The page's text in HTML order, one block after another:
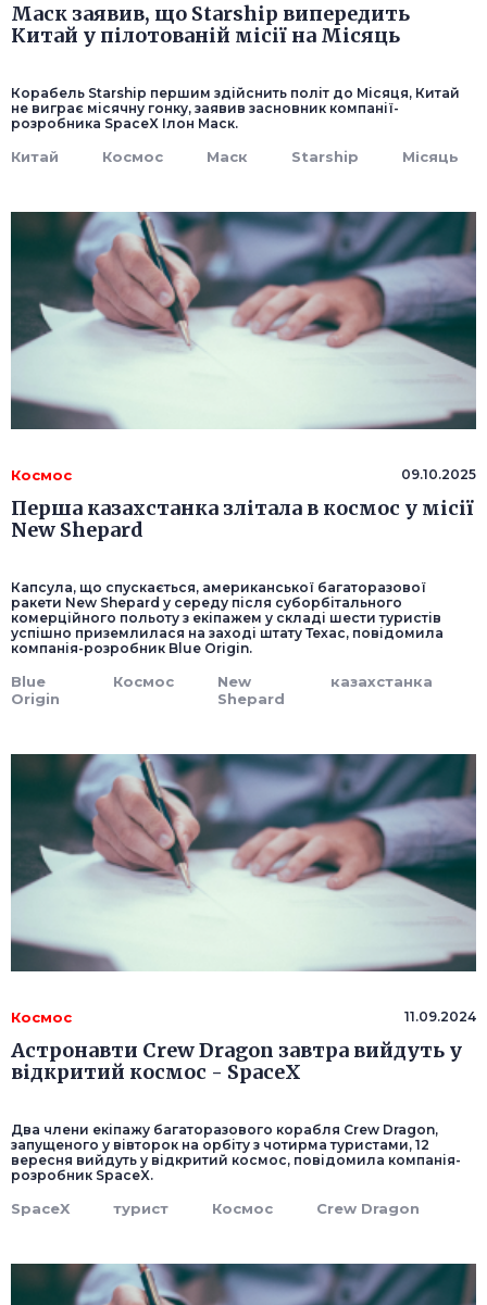
Маск заявив, що Starship випередить
Китай у пілотованій місії на Місяць
Корабель Starship першим здійснить політ до Місяця, Китай
не виграє місячну гонку, заявив засновник компанії-
розробника SpaceX Ілон Маск.
Китай Космос Маск Starship Місяць
Космос 09.10.2025
Перша казахстанка злітала в космос у місії
New Shepard
Капсула, що спускається, американської багаторазової
ракети New Shepard у середу після суборбітального
комерційного польоту з екіпажем у складі шести туристів
успішно приземлилася на заході штату Техас, повідомила
компанія-розробник Blue Origin.
Blue
Origin
Космос
New
Shepard
казахстанка
Космос 11.09.2024
Астронавти Crew Dragon завтра вийдуть у
відкритий космос - SpaceX
Два члени екіпажу багаторазового корабля Crew Dragon,
запущеного у вівторок на орбіту з чотирма туристами, 12
вересня вийдуть у відкритий космос, повідомила компанія-
розробник SpaceX.
SpaceX турист Космос Crew Dragon